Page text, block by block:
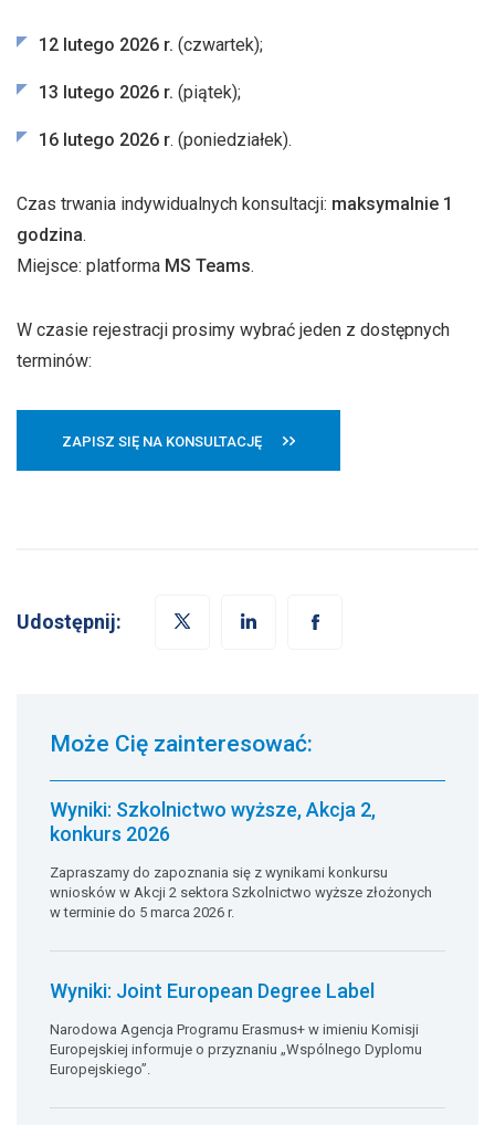
12 lutego 2026 r. (czwartek);
13 lutego 2026 r. (piątek);
16 lutego 2026 r. (poniedziałek).
Czas trwania indywidualnych konsultacji: maksymalnie 1
godzina.
Miejsce: platforma MS Teams.
W czasie rejestracji prosimy wybrać jeden z dostępnych
terminów:
ZAPISZ SIĘ NA KONSULTACJĘ
Udostępnij:
Może Cię zainteresować:
Wyniki: Szkolnictwo wyższe, Akcja 2,
konkurs 2026
Zapraszamy do zapoznania się z wynikami konkursu
wniosków w Akcji 2 sektora Szkolnictwo wyższe złożonych
w terminie do 5 marca 2026 r.
Wyniki: Joint European Degree Label
Narodowa Agencja Programu Erasmus+ w imieniu Komisji
Europejskiej informuje o przyznaniu „Wspólnego Dyplomu
Europejskiego”.